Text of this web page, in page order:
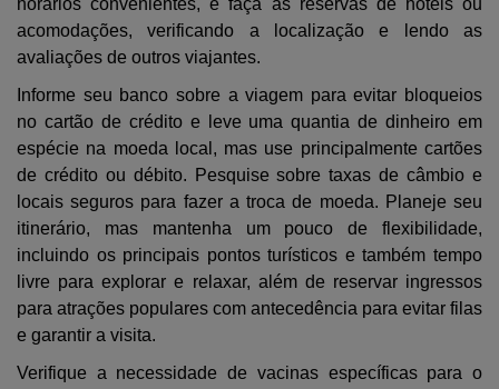
acomodações, verificando a localização e lendo as
avaliações de outros viajantes.
Informe seu banco sobre a viagem para evitar bloqueios
no cartão de crédito e leve uma quantia de dinheiro em
espécie na moeda local, mas use principalmente cartões
de crédito ou débito. Pesquise sobre taxas de câmbio e
locais seguros para fazer a troca de moeda. Planeje seu
itinerário, mas mantenha um pouco de flexibilidade,
incluindo os principais pontos turísticos e também tempo
livre para explorar e relaxar, além de reservar ingressos
para atrações populares com antecedência para evitar filas
e garantir a visita.
Verifique a necessidade de vacinas específicas para o